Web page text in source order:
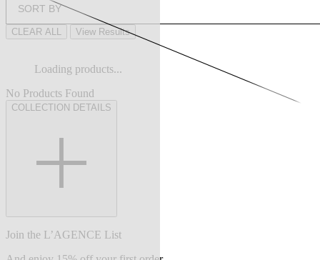
SORT BY
CLEAR ALL View Results
Loading products...
No Products Found
COLLECTION DETAILS
Join the L’AGENCE List